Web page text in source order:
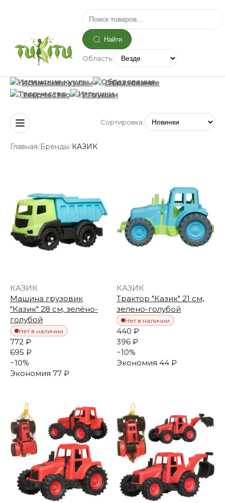
Найти
Область:
Испанские куклы
Образование
Творчество
Игрушки
Сортировка:
Главная/Бренды/КАЗИК
КАЗИК
Машина грузовик
"Казик" 28 см, зелёно-
голубой
Нет в наличии
772 ₽
695 ₽
−10%
Экономия 77 ₽
КАЗИК
Трактор "Казик" 21 см,
зелено-голубой
Нет в наличии
440 ₽
396 ₽
−10%
Экономия 44 ₽